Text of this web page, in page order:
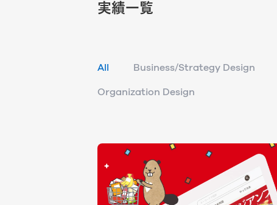
実績一覧
All Business/Strategy Design
Organization Design